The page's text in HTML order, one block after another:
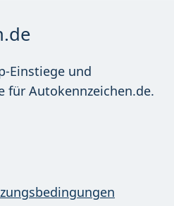
Einstiege und
Autokennzeichen.de.